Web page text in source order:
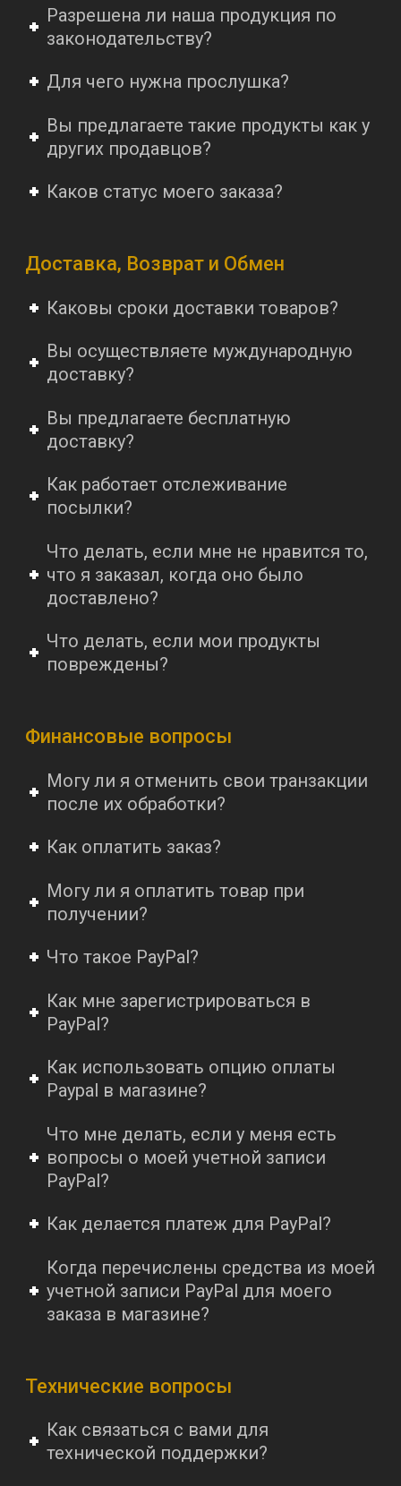
Разрешена ли наша продукция по
законодательству?
Для чего нужна прослушка?
Вы предлагаете такие продукты как у
других продавцов?
Каков статус моего заказа?
Доставка, Возврат и Обмен
Каковы сроки доставки товаров?
Вы осуществляете муждународную
доставку?
Вы предлагаете бесплатную
доставку?
Как работает отслеживание
посылки?
Что делать, если мне не нравится то,
что я заказал, когда оно было
доставлено?
Что делать, если мои продукты
повреждены?
Финансовые вопросы
Могу ли я отменить свои транзакции
после их обработки?
Как оплатить заказ?
Могу ли я оплатить товар при
получении?
Что такое PayPal?
Как мне зарегистрироваться в
PayPal?
Как использовать опцию оплаты
Paypal в магазине?
Что мне делать, если у меня есть
вопросы о моей учетной записи
PayPal?
Как делается платеж для PayPal?
Когда перечислены средства из моей
учетной записи PayPal для моего
заказа в магазине?
Технические вопросы
Как связаться с вами для
технической поддержки?